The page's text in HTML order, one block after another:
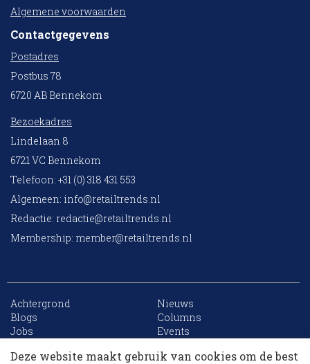
Algemene voorwaarden
Contactgegevens
Postadres
Postbus 78
6720 AB Bennekom
Bezoekadres
Lindelaan 8
6721 VC Bennekom
Telefoon: +31 (0) 318 431 553
Algemeen: info@retailtrends.nl
Redactie: redactie@retailtrends.nl
Membership: member@retailtrends.nl
Achtergrond
Nieuws
Blogs
Columns
Jobs
Events
Archief
Sitemap
Deze website maakt gebruik van cookies om de best
10 collega’s